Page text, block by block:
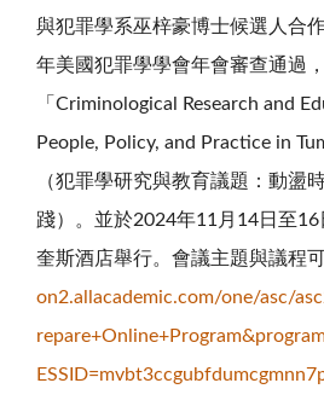
與犯罪學系巫梓豪博士候選人合
年美國犯罪學學會年會審查通過
「Criminological Research and
People, Policy, and Practice in
（犯罪學研究與教育議題：動盪
踐）。並於2024年11月14日至
奎斯酒店舉行。會議主題與議程
on2.allacademic.com/one/asc/